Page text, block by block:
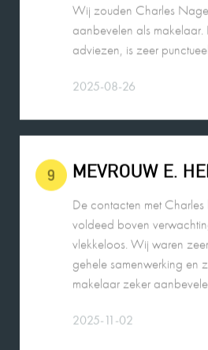
adviezen, is zeer
2025-08-26
MEVROUW E.
De contacten met Charles
vlekkeloos. Wij waren
gehele samenwerking en
makelaar zeker
2025-11-02